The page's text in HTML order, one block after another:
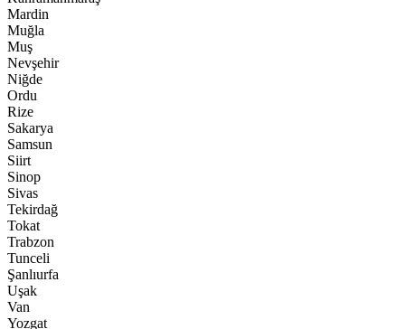
Mardin
Muğla
Muş
Nevşehir
Niğde
Ordu
Rize
Sakarya
Samsun
Siirt
Sinop
Sivas
Tekirdağ
Tokat
Trabzon
Tunceli
Şanlıurfa
Uşak
Van
Yozgat